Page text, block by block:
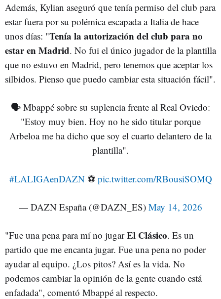
Además, Kylian aseguró que tenía permiso del club para
estar fuera por su polémica escapada a Italia de hace
unos días: "Tenía la autorización del club para no
estar en Madrid. No fui el único jugador de la plantilla
que no estuvo en Madrid, pero tenemos que aceptar los
silbidos. Pienso que puedo cambiar esta situación fácil".
🗣️ Mbappé sobre su suplencia frente al Real Oviedo:
"Estoy muy bien. Hoy no he sido titular porque
Arbeloa me ha dicho que soy el cuarto delantero de la
plantilla".
#LALIGAenDAZN⚽ pic.twitter.com/RBousiSOMQ
— DAZN España (@DAZN_ES) May 14, 2026
"Fue una pena para mí no jugarEl Clásico. Es un
partido que me encanta jugar. Fue una pena no poder
ayudar al equipo. ¿Los pitos? Así es la vida. No
podemos cambiar la opinión de la gente cuando está
enfadada", comentó Mbappé al respecto.